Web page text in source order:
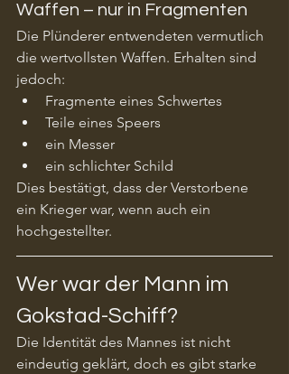
Waffen – nur in Fragmenten
Die Plünderer entwendeten vermutlich
die wertvollsten Waffen. Erhalten sind
jedoch:
Fragmente eines Schwertes
Teile eines Speers
ein Messer
ein schlichter Schild
Dies bestätigt, dass der Verstorbene
ein Krieger war, wenn auch ein
hochgestellter.
Wer war der Mann im
Gokstad-Schiff?
Die Identität des Mannes ist nicht
eindeutig geklärt, doch es gibt starke